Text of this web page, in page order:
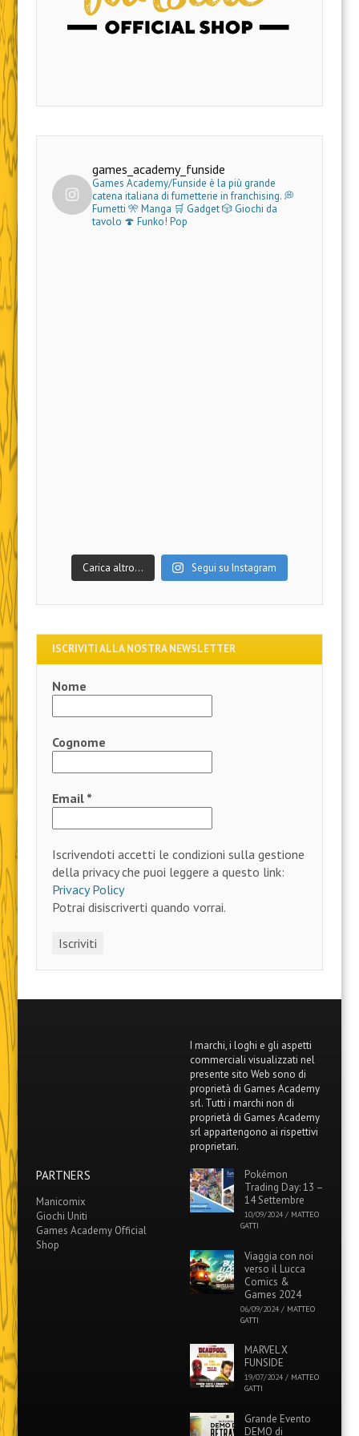
games_academy_funside
Games Academy/Funside è la più grande
catena italiana di fumetterie in franchising.💭
Fumetti 🎌 Manga 🛒 Gadget🎲 Giochi da
tavolo 🍄 Funko! Pop
Carica altro… Segui su Instagram
ISCRIVITI ALLA NOSTRA NEWSLETTER
Nome
Cognome
Email *
Iscrivendoti accetti le condizioni sulla gestione
della privacy che puoi leggere a questo link:
Privacy Policy
Potrai disiscriverti quando vorrai.
I marchi, i loghi e gli aspetti
commerciali visualizzati nel
presente sito Web sono di
proprietà di Games Academy
srl. Tutti i marchi non di
proprietà di Games Academy
srl appartengono ai rispettivi
proprietari.
PARTNERS
Manicomix
Giochi Uniti
Games Academy Official
Shop
Pokémon
Trading Day: 13 –
14 Settembre
10/09/2024 / MATTEO
GATTI
Viaggia con noi
verso il Lucca
Comics &
Games 2024
06/09/2024 / MATTEO
GATTI
MARVEL X
FUNSIDE
19/07/2024 / MATTEO
GATTI
Grande Evento
DEMO di